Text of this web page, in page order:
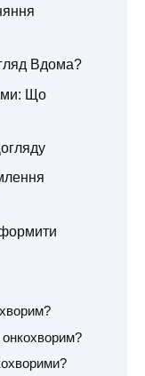
Вдома?
Що